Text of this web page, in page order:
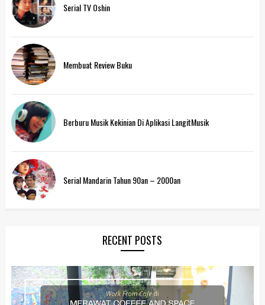
Serial TV Oshin
Membuat Review Buku
Berburu Musik Kekinian Di Aplikasi LangitMusik
Serial Mandarin Tahun 90an – 2000an
RECENT POSTS